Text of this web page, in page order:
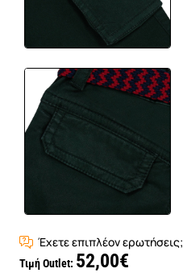
Έχετε επιπλέον ερωτήσεις;
Τιμή Outlet: 52,00€